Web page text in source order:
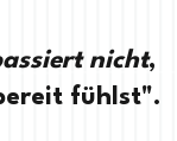
nicht,
fühlst".